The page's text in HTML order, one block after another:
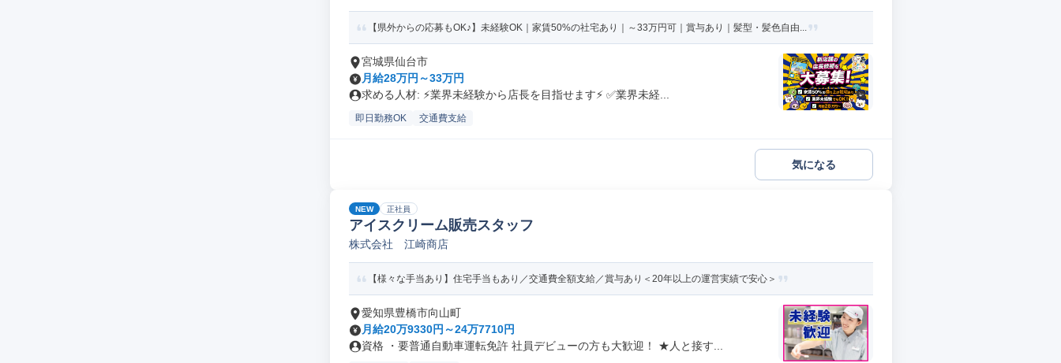
【県外からの応募もOK♪】未経験OK｜家賃50%の社宅あり｜～33万円可｜賞与あり｜髪型・髪色自由...
宮城県仙台市
月給28万円～33万円
求める人材: ⚡️業界未経験から店長を目指せます⚡️ ✅️業界未経...
即日勤務OK 交通費支給
気になる
NEW 正社員
アイスクリーム販売スタッフ
株式会社 江崎商店
【様々な手当あり】住宅手当もあり／交通費全額支給／賞与あり＜20年以上の運営実績で安心＞
愛知県豊橋市向山町
月給20万9330円～24万7710円
資格 ・要普通自動車運転免許 社員デビューの方も大歓迎！ ★人と接す...